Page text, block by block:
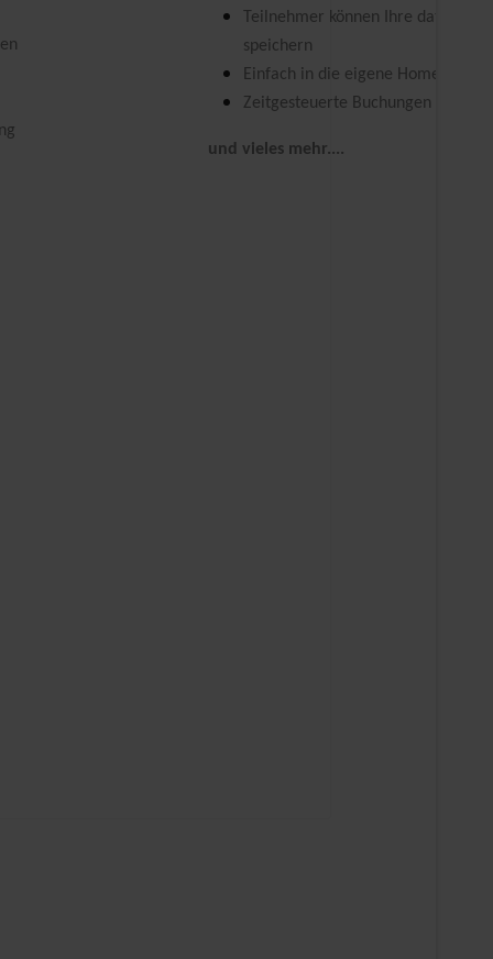
Teilnehmer können Ihre daten
speichern
Einfach in die eigene Homepage
Zeitgesteuerte Buchungen möglich
und vieles mehr....